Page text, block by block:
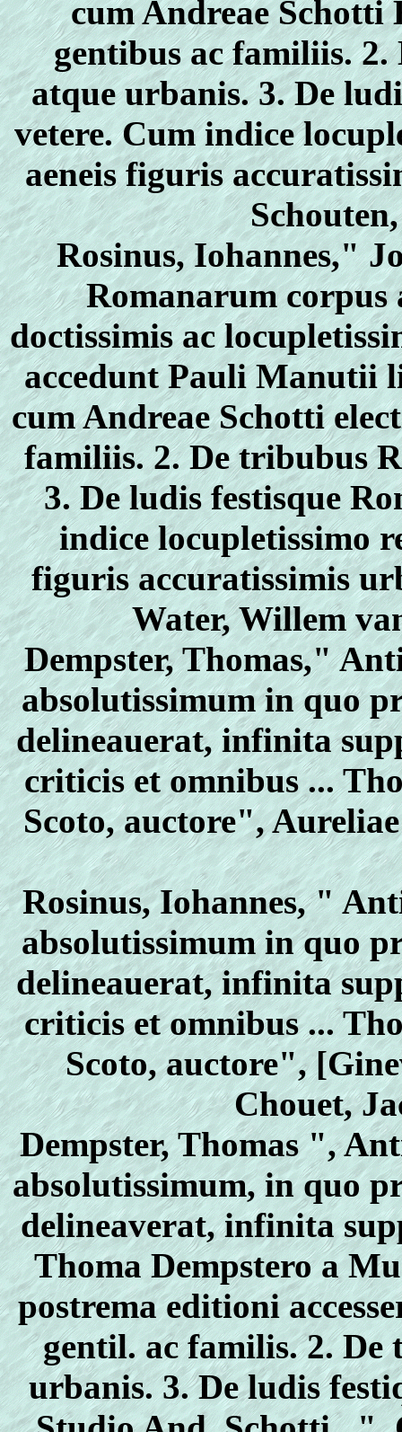
cum Andreae Schotti
gentibus ac familiis.
atque urbanis. 3. De
vetere. Cum indice
aeneis figuris
Rosinus, Iohannes,"
Romanarum corpus
doctissimis ac
accedunt Pauli Manutii
cum Andreae Schotti
familiis. 2. De tribubus
3. De ludis festisque
indice locupletissimo
figuris accuratissimis
Water, Willem
Dempster, Thomas,"
absolutissimum in quo
delineauerat, infinita
criticis et omnibus ...
Scoto, auctore",
Rosinus, Iohannes, "
absolutissimum in quo
delineauerat, infinita
criticis et omnibus ...
Scoto, auctore",
Chouet,
Dempster, Thomas ",
absolutissimum, in quo
delineaverat, infinita
Thoma Dempstero a
postrema editioni
gentil. ac familis. 2. De
urbanis. 3. De ludis